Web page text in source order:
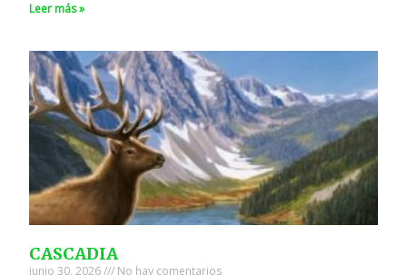
Leer más »
CASCADIA
junio 30, 2026 No hay comentarios